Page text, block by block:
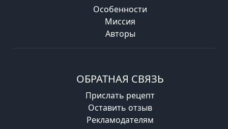
Особенности
Миссия
Авторы
ОБРАТНАЯ СВЯЗЬ
Прислать рецепт
Оставить отзыв
Рекламодателям